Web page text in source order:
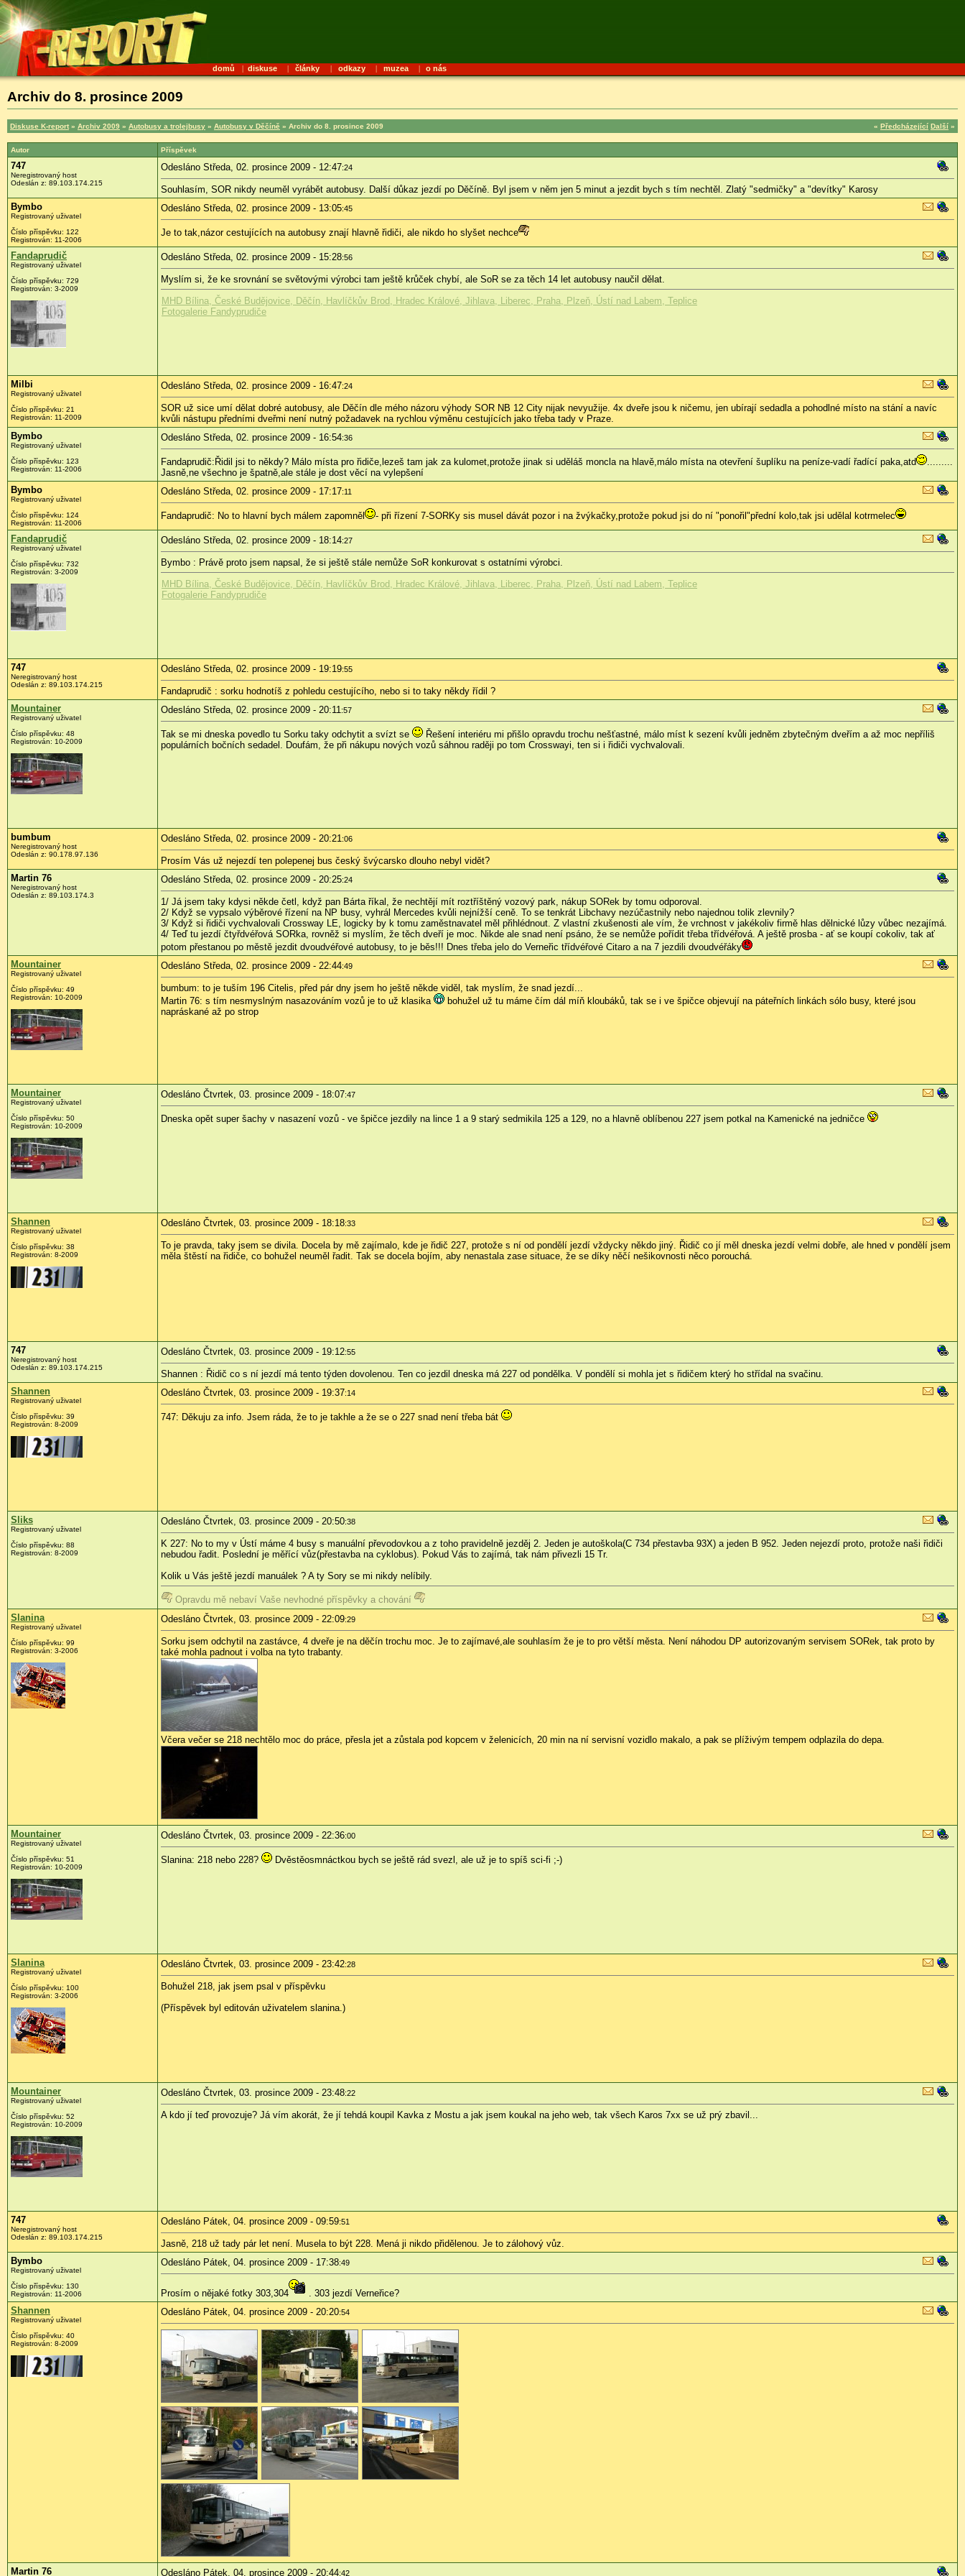
domů | diskuse | články | odkazy | muzea | o nás
Archiv do 8. prosince 2009
Diskuse K-report » Archiv 2009 » Autobusy a trolejbusy » Autobusy v Děčíně » Archiv do 8. prosince 2009 « Předcházející Další »
Autor Příspěvek
747
Neregistrovaný host
Odeslán z: 89.103.174.215
Odesláno Středa, 02. prosince 2009 - 12:47:24
Souhlasím, SOR nikdy neuměl vyrábět autobusy. Další důkaz jezdí po Děčíně. Byl jsem v něm jen 5 minut a jezdit bych s tím nechtěl. Zlatý "sedmičky" a "devítky" Karosy
Bymbo
Registrovaný uživatel
Číslo příspěvku: 122
Registrován: 11-2006
Odesláno Středa, 02. prosince 2009 - 13:05:45
Je to tak,názor cestujících na autobusy znají hlavně řidiči, ale nikdo ho slyšet nechce
Fandaprudič
Registrovaný uživatel
Číslo příspěvku: 729
Registrován: 3-2009
Odesláno Středa, 02. prosince 2009 - 15:28:56
Myslím si, že ke srovnání se světovými výrobci tam ještě krůček chybí, ale SoR se za těch 14 let autobusy naučil dělat.
MHD Bílina, České Budějovice, Děčín, Havlíčkův Brod, Hradec Králové, Jihlava, Liberec, Praha, Plzeň, Ústí nad Labem, Teplice
Fotogalerie Fandyprudiče
Milbi
Registrovaný uživatel
Číslo příspěvku: 21
Registrován: 11-2009
Odesláno Středa, 02. prosince 2009 - 16:47:24
SOR už sice umí dělat dobré autobusy, ale Děčín dle mého názoru výhody SOR NB 12 City nijak nevyužije. 4x dveře jsou k ničemu, jen ubírají sedadla a pohodlné místo na stání a navíc
kvůli nástupu předními dveřmi není nutný požadavek na rychlou výměnu cestujících jako třeba tady v Praze.
Bymbo
Registrovaný uživatel
Číslo příspěvku: 123
Registrován: 11-2006
Odesláno Středa, 02. prosince 2009 - 16:54:36
Fandaprudič:Řidil jsi to někdy? Málo místa pro řidiče,lezeš tam jak za kulomet,protože jinak si uděláš moncla na hlavě,málo místa na otevření šuplíku na peníze-vadí řadící paka,atd
Jasně,ne všechno je špatně,ale stále je dost věcí na vylepšení
Bymbo
Registrovaný uživatel
Číslo příspěvku: 124
Registrován: 11-2006
Odesláno Středa, 02. prosince 2009 - 17:17:11
Fandaprudič: No to hlavní bych málem zapomněl - při řízení 7-SORKy sis musel dávát pozor i na žvýkačky,protože pokud jsi do ní "ponořil"přední kolo,tak jsi udělal kotrmelec
Fandaprudič
Registrovaný uživatel
Číslo příspěvku: 732
Registrován: 3-2009
Odesláno Středa, 02. prosince 2009 - 18:14:27
Bymbo : Právě proto jsem napsal, že si ještě stále nemůže SoR konkurovat s ostatními výrobci.
MHD Bílina, České Budějovice, Děčín, Havlíčkův Brod, Hradec Králové, Jihlava, Liberec, Praha, Plzeň, Ústí nad Labem, Teplice
Fotogalerie Fandyprudiče
747
Neregistrovaný host
Odeslán z: 89.103.174.215
Odesláno Středa, 02. prosince 2009 - 19:19:55
Fandaprudič : sorku hodnotíš z pohledu cestujícího, nebo si to taky někdy řídil ?
Mountainer
Registrovaný uživatel
Číslo příspěvku: 48
Registrován: 10-2009
Odesláno Středa, 02. prosince 2009 - 20:11 :57
Tak se mi dneska povedlo tu Sorku taky odchytit a svízt se
Řešení interiéru mi přišlo opravdu trochu nešťastné, málo míst k sezení kvůli jedněm zbytečným dveřím a až moc nepříliš
populárních bočních sedadel. Doufám, že při nákupu nových vozů sáhnou raději po tom Crosswayi, ten si i řidiči vychvalovali.
bumbum
Neregistrovaný host
Odeslán z: 90.178.97.136
Odesláno Středa, 02. prosince 2009 - 20:21 :06
Prosím Vás už nejezdí ten polepenej bus český švýcarsko dlouho nebyl vidět?
Martin 76
Neregistrovaný host
Odeslán z: 89.103.174.3
Odesláno Středa, 02. prosince 2009 - 20:25:24
1/ Já jsem taky kdysi někde četl, když pan Bárta říkal, že nechtějí mít roztříštěný vozový park, nákup SORek by tomu odporoval.
2/ Když se vypsalo výběrové řízení na NP busy, vyhrál Mercedes kvůli nejnížší ceně. To se tenkrát Libchavy nezúčastnily nebo najednou tolik zlevnily?
3/ Když si řidiči vychvalovali Crossway LE, logicky by k tomu zaměstnavatel měl přihlédnout. Z vlastní zkušenosti ale vím, že vrchnost v jakékoliv firmě hlas dělnické lůzy vůbec nezajímá.
4/ Teď tu jezdí čtyřdvéřová SORka, rovněž si myslím, že těch dveří je moc. Nikde ale snad není psáno, že se nemůže pořídit třeba třídvéřová. A ještě prosba - ať se koupí cokoliv, tak ať
potom přestanou po městě jezdit dvoudvéřové autobusy, to je běs!!! Dnes třeba jelo do Verneřic třídvéřové Citaro a na 7 jezdili dvoudvéřáky
Mountainer
Registrovaný uživatel
Číslo příspěvku: 49
Registrován: 10-2009
Odesláno Středa, 02. prosince 2009 - 22:44:49
bumbum: to je tuším 196 Citelis, před pár dny jsem ho ještě někde viděl, tak myslím, že snad jezdí...
Martin 76: s tím nesmyslným nasazováním vozů je to už klasika
bohužel už tu máme čím dál míň kloubáků, tak se i ve špičce objevují na páteřních linkách sólo busy, které jsou
napráskané až po strop
Mountainer
Registrovaný uživatel
Číslo příspěvku: 50
Registrován: 10-2009
Odesláno Čtvrtek, 03. prosince 2009 - 18:07:47
Dneska opět super šachy v nasazení vozů - ve špičce jezdily na lince 1 a 9 starý sedmikila 125 a 129, no a hlavně oblíbenou 227 jsem potkal na Kamenické na jedničce
Shannen
Registrovaný uživatel
Číslo příspěvku: 38
Registrován: 8-2009
Odesláno Čtvrtek, 03. prosince 2009 - 18:18:33
To je pravda, taky jsem se divila. Docela by mě zajímalo, kde je řidič 227, protože s ní od pondělí jezdí vždycky někdo jiný. Řidič co jí měl dneska jezdí velmi dobře, ale hned v pondělí jsem
měla štěstí na řidiče, co bohužel neuměl řadit. Tak se docela bojím, aby nenastala zase situace, že se díky něčí nešikovnosti něco porouchá.
747
Neregistrovaný host
Odeslán z: 89.103.174.215
Odesláno Čtvrtek, 03. prosince 2009 - 19:12:55
Shannen : Řidič co s ní jezdí má tento týden dovolenou. Ten co jezdil dneska má 227 od pondělka. V pondělí si mohla jet s řidičem který ho střídal na svačinu.
Shannen
Registrovaný uživatel
Číslo příspěvku: 39
Registrován: 8-2009
Odesláno Čtvrtek, 03. prosince 2009 - 19:37:14
747: Děkuju za info. Jsem ráda, že to je takhle a že se o 227 snad není třeba bát
Sliks
Registrovaný uživatel
Číslo příspěvku: 88
Registrován: 8-2009
Odesláno Čtvrtek, 03. prosince 2009 - 20:50:38
K 227: No to my v Ústí máme 4 busy s manuální převodovkou a z toho pravidelně jezděj 2. Jeden je autoškola(C 734 přestavba 93X) a jeden B 952. Jeden nejezdí proto, protože naši řidiči
nebudou řadit. Poslední je měřící vůz(přestavba na cyklobus). Pokud Vás to zajímá, tak nám přivezli 15 Tr.
Kolik u Vás ještě jezdí manuálek ? A ty Sory se mi nikdy nelíbily.
Opravdu mě nebaví Vaše nevhodné příspěvky a chování
Slanina
Registrovaný uživatel
Číslo příspěvku: 99
Registrován: 3-2006
Odesláno Čtvrtek, 03. prosince 2009 - 22:09:29
Sorku jsem odchytil na zastávce, 4 dveře je na děčín trochu moc. Je to zajímavé,ale souhlasím že je to pro větší města. Není náhodou DP autorizovaným servisem SORek, tak proto by
také mohla padnout i volba na tyto trabanty.
Včera večer se 218 nechtělo moc do práce, přesla jet a zůstala pod kopcem v želenicích, 20 min na ní servisní vozidlo makalo, a pak se plíživým tempem odplazila do depa.
Mountainer
Registrovaný uživatel
Číslo příspěvku: 51
Registrován: 10-2009
Odesláno Čtvrtek, 03. prosince 2009 - 22:36:00
Slanina: 218 nebo 228? Dvěstěosmnáctkou bych se ještě rád svezl, ale už je to spíš sci-fi ;-)
Slanina
Registrovaný uživatel
Číslo příspěvku: 100
Registrován: 3-2006
Odesláno Čtvrtek, 03. prosince 2009 - 23:42:28
Bohužel 218, jak jsem psal v příspěvku
(Příspěvek byl editován uživatelem slanina.)
Mountainer
Registrovaný uživatel
Číslo příspěvku: 52
Registrován: 10-2009
Odesláno Čtvrtek, 03. prosince 2009 - 23:48:22
A kdo jí teď provozuje? Já vím akorát, že jí tehdá koupil Kavka z Mostu a jak jsem koukal na jeho web, tak všech Karos 7xx se už prý zbavil...
747
Neregistrovaný host
Odeslán z: 89.103.174.215
Odesláno Pátek, 04. prosince 2009 - 09:59:51
Jasně, 218 už tady pár let není. Musela to být 228. Mená ji nikdo přidělenou. Je to zálohový vůz.
Bymbo
Registrovaný uživatel
Číslo příspěvku: 130
Registrován: 11-2006
Odesláno Pátek, 04. prosince 2009 - 17:38:49
Prosím o nějaké fotky 303,304
. 303 jezdí Verneřice?
Shannen
Registrovaný uživatel
Číslo příspěvku: 40
Registrován: 8-2009
Odesláno Pátek, 04. prosince 2009 - 20:20:54
Martin 76 Odesláno Pátek, 04. prosince 2009 - 20:44:42